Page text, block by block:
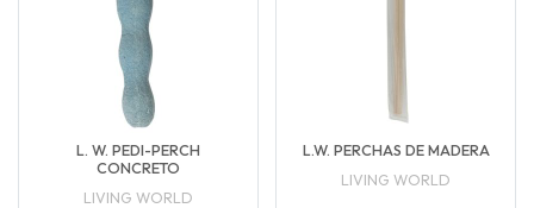
L. W. PEDI-PERCH
CONCRETO
LIVING WORLD
L.W. PERCHAS DE MADERA
LIVING WORLD